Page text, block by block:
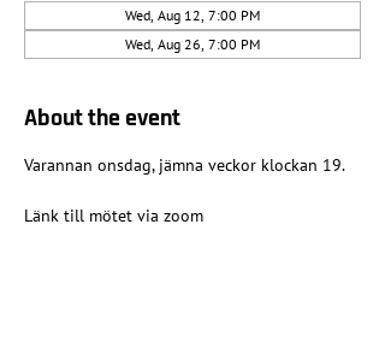
Wed, Aug 12, 7:00 PM
Wed, Aug 26, 7:00 PM
About the event
Varannan onsdag, jämna veckor klockan 19.
Länk till mötet via zoom